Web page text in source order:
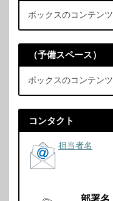
ボックスのコンテンツ
（予備スペース）
ボックスのコンテンツ
コンタクト
担当者名